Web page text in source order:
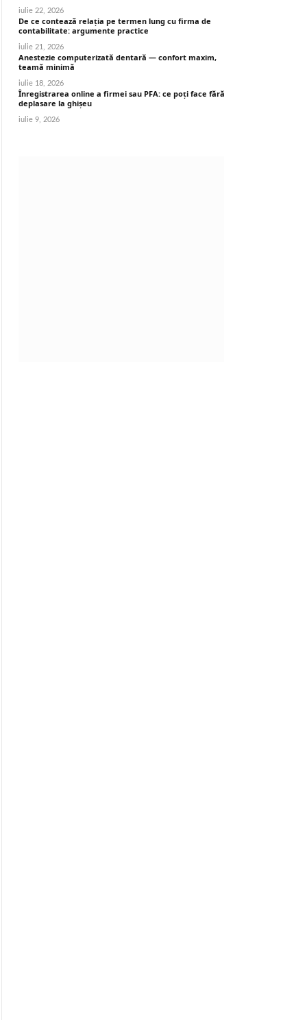
iulie 22, 2026
De ce contează relația pe termen lung cu firma de
contabilitate: argumente practice
iulie 21, 2026
Anestezie computerizată dentară — confort maxim,
teamă minimă
iulie 18, 2026
Înregistrarea online a firmei sau PFA: ce poți face fără
deplasare la ghișeu
iulie 9, 2026